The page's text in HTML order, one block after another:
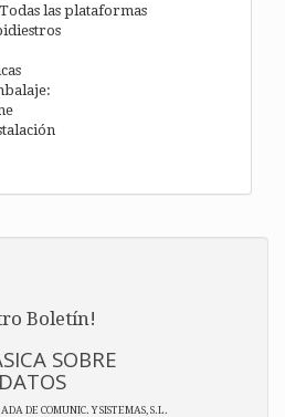
las plataformas
Boletín!
SOBRE
DE COMUNIC. Y SISTEMAS, S.L.